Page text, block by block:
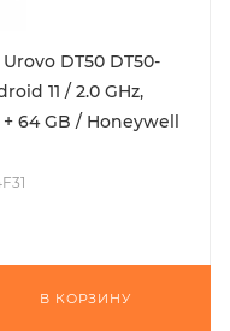
DT50 DT50-
11 / 2.0 GHz,
64 GB / Honeywell
В КОРЗИНУ